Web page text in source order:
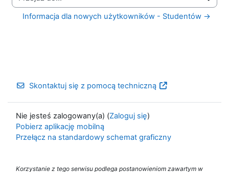
Przejdź do...
Informacja dla nowych użytkowników - Studentów →
Skontaktuj się z pomocą techniczną
Nie jesteś zalogowany(a) (Zaloguj się)
Pobierz aplikację mobilną
Przełącz na standardowy schemat graficzny
Korzystanie z tego serwisu podlega postanowieniom zawartym w